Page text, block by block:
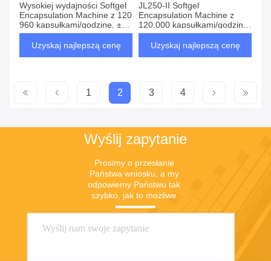
Wysokiej wydajności Softgel
Encapsulation Machine z 120
960 kapsułkami/godzinę, ±
0,5% dokładnością
napełniania i konstrukcją
Uzyskaj najlepszą cenę
JL250-II Softgel
Encapsulation Machine z
120.000 kapsułkami/godzinę,
PLC Touch Screen Control i
20 pompami tłokowymi do
produkcji przemysłowej
Uzyskaj najlepszą cenę
1 2 3 4
Wyślij zapytanie
Prosimy o przesłanie
Państwa wniosku, a my
odpowiemy Państwu tak
szybko, jak to możliwe.